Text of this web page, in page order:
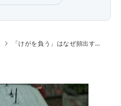
「けがを負う」はなぜ頻出する？